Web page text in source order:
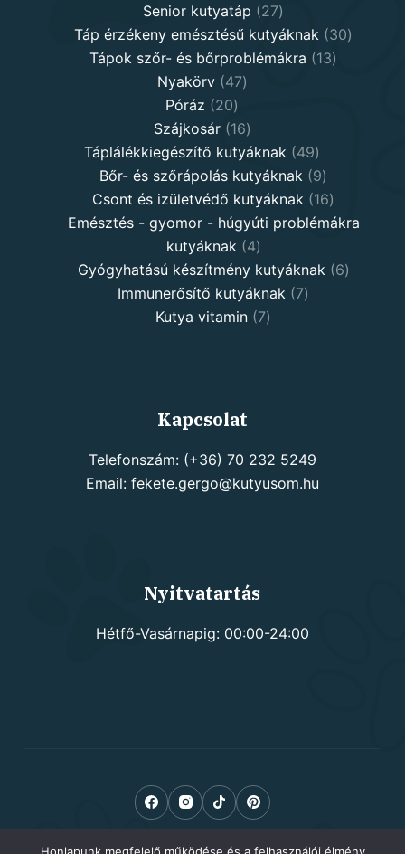
Senior kutyatáp 2727
products
Táp érzékeny emésztésű kutyáknak 3030
Tápok szőr- és bőrproblémákra 1313
Nyakörv 4747
Póráz 2020
products
Szájkosár 1616
products
Táplálékkiegészítő kutyáknak 4949
products
Bőr- és szőrápolás kutyáknak 99
products
Csont és izületvédő kutyáknak 1616
products
Emésztés - gyomor - húgyúti problémákra
kutyáknak
44
products
Gyógyhatású készítmény kutyáknak 66
Immunerősítő kutyáknak 77
Kutya vitamin 77
Kapcsolat
Telefonszám: (+36) 70 232 5249
Email: fekete.gergo@kutyusom.hu
Nyitvatartás
Hétfő-Vasárnapig: 00:00-24:00